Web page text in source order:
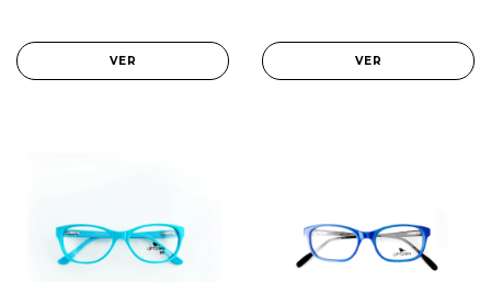
VER VER